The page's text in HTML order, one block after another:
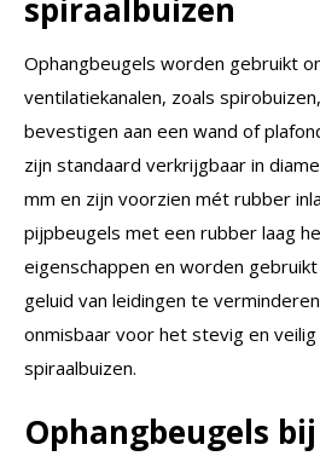
spiraalbuizen
Ophangbeugels worden gebruikt
ventilatiekanalen, zoals
bevestigen aan een wand of
zijn standaard verkrijgbaar in
mm en zijn voorzien mét rubber
pijpbeugels met een rubber laag
eigenschappen en worden
geluid van leidingen te
onmisbaar voor het stevig en
spiraalbuizen.
Ophangbeugels